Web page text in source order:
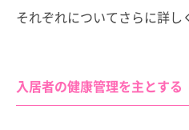
それぞれについてさらに詳し
入居者の健康管理を主とする